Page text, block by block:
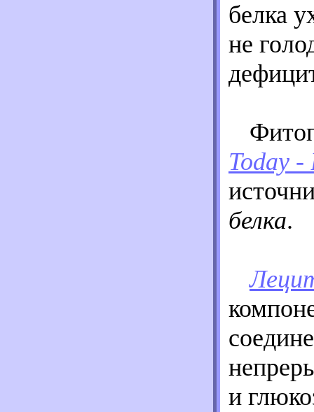
белка
не
Today -
белка.
и